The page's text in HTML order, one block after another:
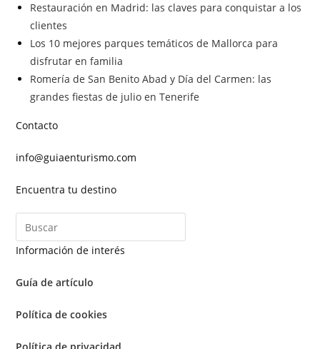
Restauración en Madrid: las claves para conquistar a los
clientes
Los 10 mejores parques temáticos de Mallorca para
disfrutar en familia
Romería de San Benito Abad y Día del Carmen: las
grandes fiestas de julio en Tenerife
Contacto
info@guiaenturismo.com
Encuentra tu destino
Información de interés
Guía de artículo
Política de cookies